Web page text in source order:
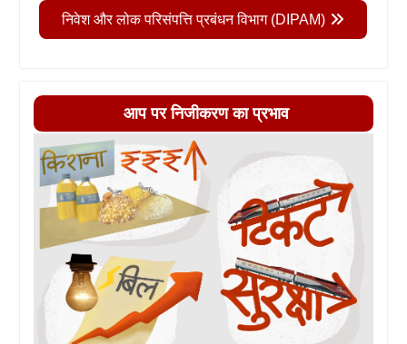
निवेश और लोक परिसंपत्ति प्रबंधन विभाग (DIPAM)
आप पर निजीकरण का प्रभाव